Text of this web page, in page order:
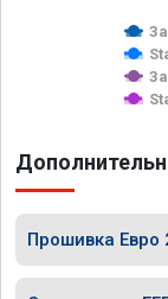
Прошивка Евро